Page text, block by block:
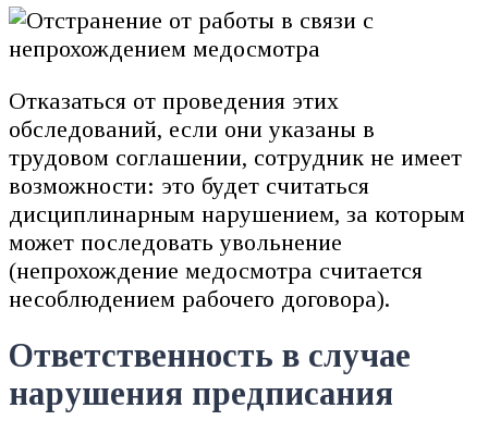
Отказаться от проведения этих
обследований, если они указаны в
трудовом соглашении, сотрудник не имеет
возможности: это будет считаться
дисциплинарным нарушением, за которым
может последовать увольнение
(непрохождение медосмотра считается
несоблюдением рабочего договора).
Ответственность в случае
нарушения предписания